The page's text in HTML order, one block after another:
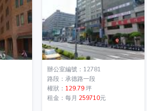
辦公室編號：12781
路段：承德路一段
權狀： 129.79坪
租金：每月 259710元